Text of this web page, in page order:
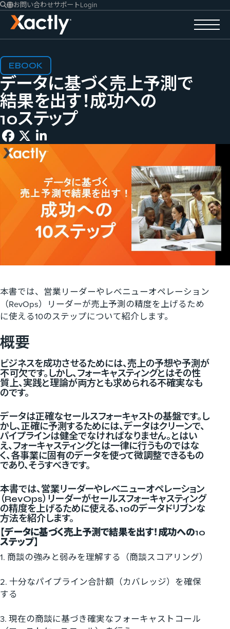
お問い合わせサポートLogin
EBOOK
データに​基づく​売上予測で​
結果を​出す！​成功への​
10ステップ
本書では、営業リーダーやレベニューオペレーション
（RevOps）リーダーが売上予測の精度を上げるため
に使える10のステップについて紹介します。
概要
ビジネスを成功させるためには、売上の予想や予測が
不可欠です。しかし、フォーキャスティングとはその性
質上、実践と理論が両方とも求められる不確実なも
のです。
データは正確なセールスフォーキャストの基盤です。し
かし、正確に予測するためには、データはクリーンで、
パイプラインは健全でなければなりません。とはい
え、フォーキャスティングとは一律に行うものではな
く、各事業に固有のデータを使って微調整できるもの
であり、そうすべきです。
本書では、営業リーダーやレベニューオペレーション
（RevOps）リーダーがセールスフォーキャスティング
の精度を上げるために使える、10のデータドリブンな
方法を紹介します。
【データに基づく売上予測で結果を出す！成功への10
ステップ】
1. 商談の強みと弱みを理解する（商談スコアリング）
2. 十分なパイプライン合計額（カバレッジ）を確保
する
3. 現在の商談に基づき確実なフォーキャストコール